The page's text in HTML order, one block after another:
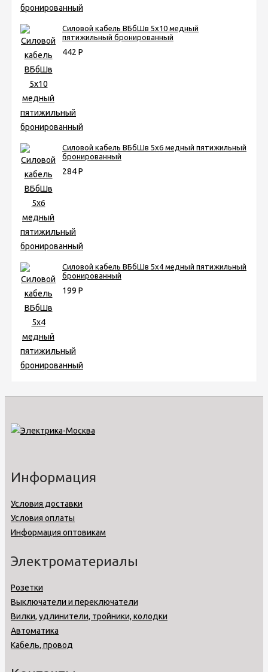
Силовой кабель ВБбШв 5х10 медный
пятижильный бронированный
442 Р
Силовой кабель ВБбШв 5х6 медный пятижильный
бронированный
284Р
Силовой кабель ВБбШв 5х4 медный пятижильный
бронированный
199 Р
Информация
Условия доставки
Условия оплаты
Информация оптовикам
Электроматериалы
Розетки
Выключатели и переключатели
Вилки, удлинители, тройники, колодки
Автоматика
Кабель, провод